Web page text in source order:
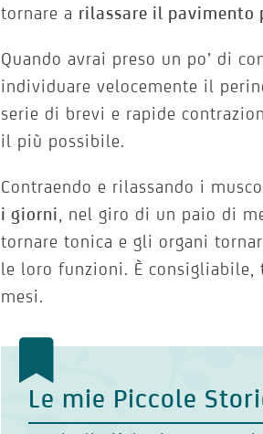
tornare a rilassare il pavimento
Quando avrai preso un po’ di
individuare velocemente il
serie di brevi e rapide
il più possibile.
Contraendo e rilassando i
i giorni
, nel giro di un paio di
tornare tonica e gli organi
le loro funzioni. È
mesi.
Le mie Piccole